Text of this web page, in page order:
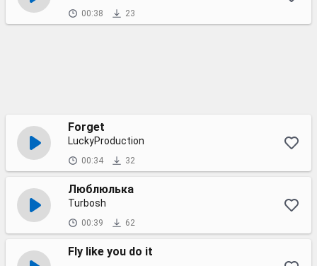
00:38 23
Forget
LuckyProduction
00:34 32
Люблюлька
Turbosh
00:39 62
Fly like you do it